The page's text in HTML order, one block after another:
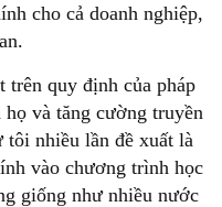
cho cả doanh nghiệp,
quy định của pháp
và tăng cường truyền
nhiều lần đề xuất là
vào chương trình học
giống như nhiều nước